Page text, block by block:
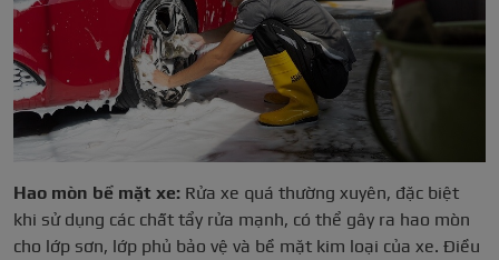
Hao mòn bề mặt xe: Rửa xe quá thường xuyên, đặc biệt
khi sử dụng các chất tẩy rửa mạnh, có thể gây ra hao mòn
cho lớp sơn, lớp phủ bảo vệ và bề mặt kim loại của xe. Điều